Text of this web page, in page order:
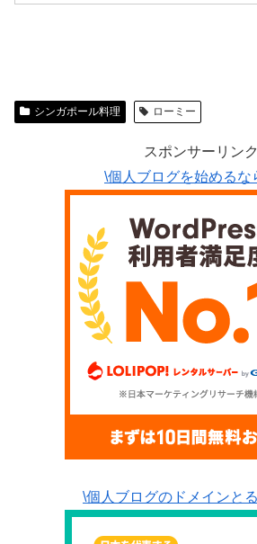
シンガポール料理 ローミー
スポンサーリンク
\個人ブログを始めるな
\個人ブログのドメインと